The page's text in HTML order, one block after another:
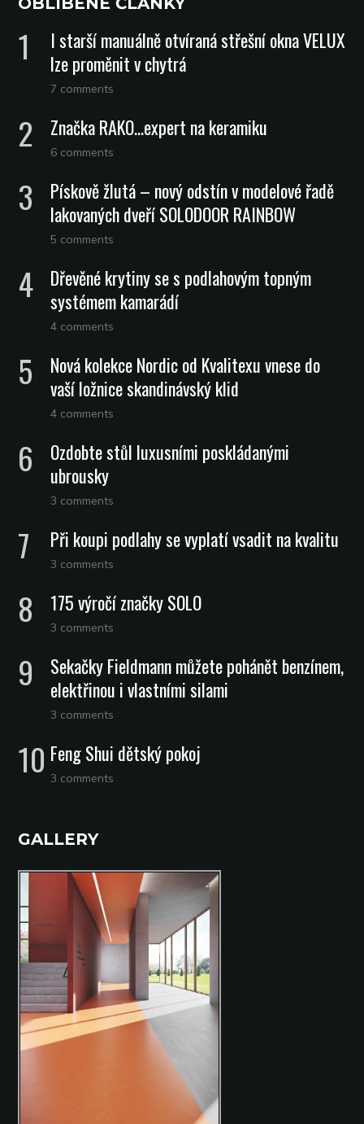
I starší manuálně otvíraná střešní okna VELUX
lze proměnit v chytrá
7 comments
Značka RAKO…expert na keramiku
6 comments
Pískově žlutá – nový odstín v modelové řadě
lakovaných dveří SOLODOOR RAINBOW
5 comments
Dřevěné krytiny se s podlahovým topným
systémem kamarádí
4 comments
Nová kolekce Nordic od Kvalitexu vnese do
vaší ložnice skandinávský klid
4 comments
Ozdobte stůl luxusními poskládanými
ubrousky
3 comments
Při koupi podlahy se vyplatí vsadit na kvalitu
3 comments
175 výročí značky SOLO
3 comments
Sekačky Fieldmann můžete pohánět benzínem,
elektřinou i vlastními silami
3 comments
Feng Shui dětský pokoj
3 comments
GALLERY